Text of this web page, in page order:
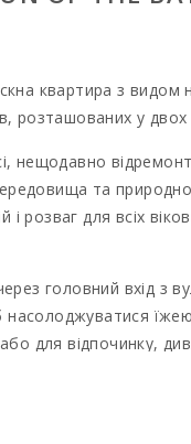
квартира з
розташованих у
нещодавно
та природною
розваг для всіх
головний вхід з
для відпочинку,
вмістити до чотирьох